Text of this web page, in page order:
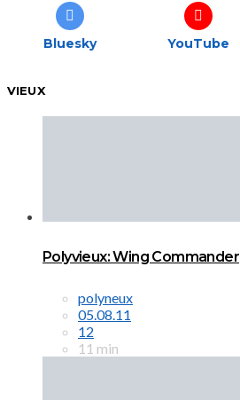
Bluesky YouTube
VIEUX
Polyvieux: Wing Commander
polyneux
05.08.11
12
11 min